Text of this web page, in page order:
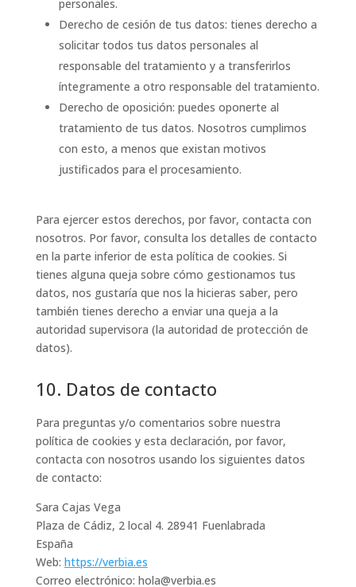
personales.
Derecho de cesión de tus datos: tienes derecho a
solicitar todos tus datos personales al
responsable del tratamiento y a transferirlos
íntegramente a otro responsable del tratamiento.
Derecho de oposición: puedes oponerte al
tratamiento de tus datos. Nosotros cumplimos
con esto, a menos que existan motivos
justificados para el procesamiento.
Para ejercer estos derechos, por favor, contacta con
nosotros. Por favor, consulta los detalles de contacto
en la parte inferior de esta política de cookies. Si
tienes alguna queja sobre cómo gestionamos tus
datos, nos gustaría que nos la hicieras saber, pero
también tienes derecho a enviar una queja a la
autoridad supervisora (la autoridad de protección de
datos).
10. Datos de contacto
Para preguntas y/o comentarios sobre nuestra
política de cookies y esta declaración, por favor,
contacta con nosotros usando los siguientes datos
de contacto:
Sara Cajas Vega
Plaza de Cádiz, 2 local 4. 28941 Fuenlabrada
España
Web: https://verbia.es
Correo electrónico: hola@verbia.es